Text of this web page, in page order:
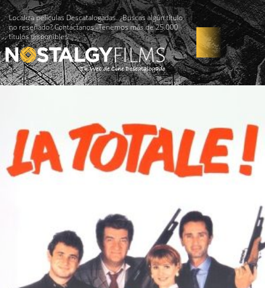
Localiza películas Descatalogadas. ¿Buscas algún título
no reseñado? Contáctanos -Tenemos más de 25.000
títulos disponibles!